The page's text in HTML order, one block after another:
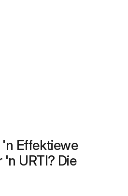
'n Effektiewe
URTI? Die